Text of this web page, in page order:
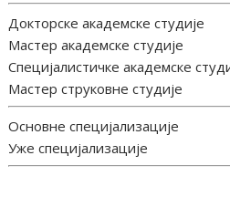
Докторске академске студије
Мастер академске студије
Специјалистичке академске
Мастер струковне студије
Основне специјализације
Уже специјализације